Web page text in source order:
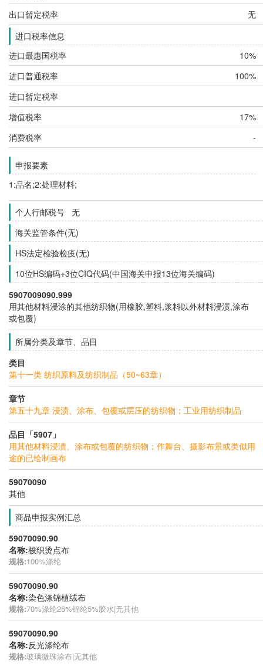
出口暂定税率
无
进口税率信息
进口最惠国税率
10%
进口普通税率
100%
进口暂定税率
增值税率
17%
消费税率
-
申报要素
1:品名;2:处理材料;
个人行邮税号 无
海关监管条件(无)
HS法定检验检疫(无)
10位HS编码+3位CIQ代码(中国海关申报13位海关编码)
5907009090.999
用其他材料浸涂的其他纺织物(用橡胶,塑料,浆料以外材料浸渍,涂布
或包覆)
所属分类及章节、品目
类目
第十一类 纺织原料及纺织制品（50~63章）
章节
第五十九章 浸渍、涂布、包覆或层压的纺织物；工业用纺织制品
品目「5907」
用其他材料浸渍、涂布或包覆的纺织物；作舞台、摄影布景或类似用
途的已绘制画布
59070090
其他
商品申报实例汇总
59070090.90
名称:梭织烫点布
规格:100%涤纶
59070090.90
名称:染色涤锦植绒布
规格:70%涤纶25%锦纶5%胶水|无其他
59070090.90
名称:反光涤纶布
规格:玻璃微珠涂布|无其他